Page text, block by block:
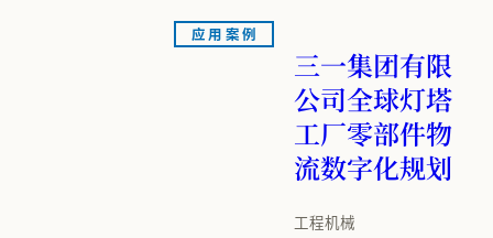
应用案例
三一集团有限
公司全球灯塔
工厂零部件物
流数字化规划
工程机械